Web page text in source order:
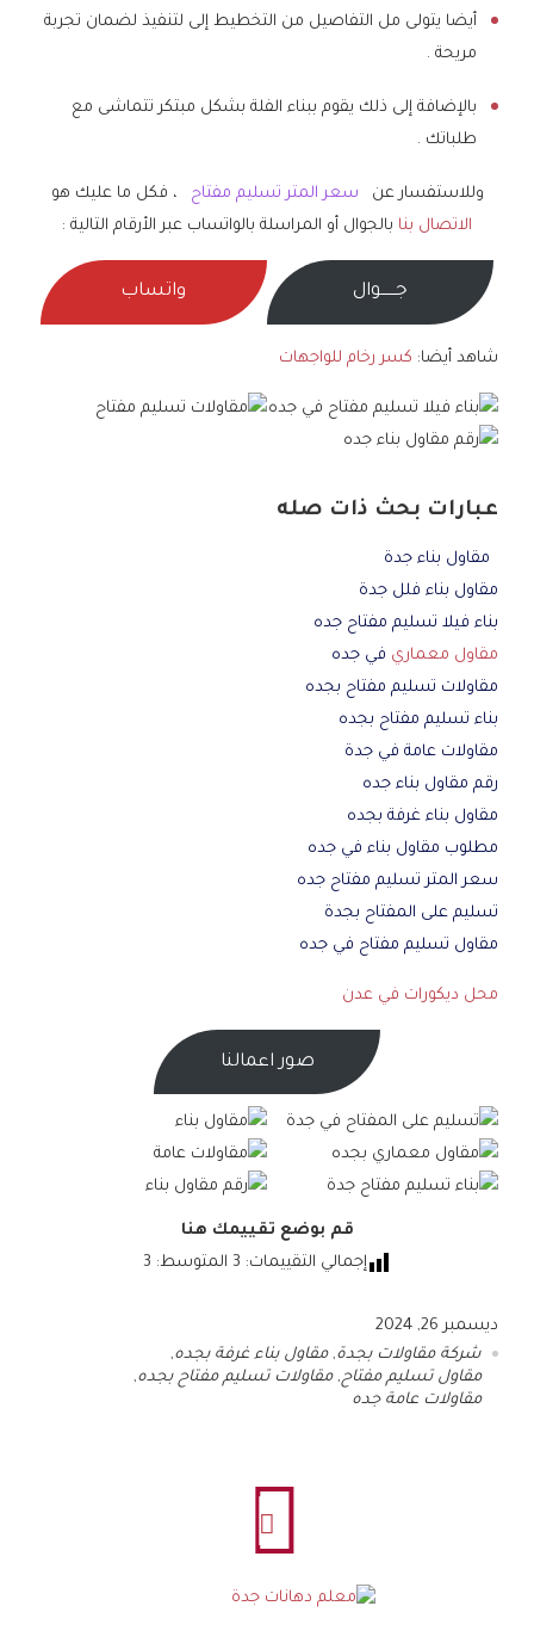
أيضا يتولى مل التفاصيل من التخطيط إلى لتنفيذ لضمان تجربة
مريحة .
بالإضافة إلى ذلك يقوم ببناء الفلة بشكل مبتكر تتماشى مع
طلباتك .
وللاستفسار عن سعر المتر تسليم مفتاح
، فكل ما عليك هو
الاتصال بنا بالجوال أو المراسلة بالواتساب عبر الأرقام التالية :
جــــــوال واتساب
شاهد أيضا: كسر رخام للواجهات
عبارات بحث ذات صله
مقاول بناء جدة
مقاول بناء فلل جدة
بناء فيلا تسليم مفتاح جده
مقاول معماري في جده
مقاولات تسليم مفتاح بجده
بناء تسليم مفتاح بجده
مقاولات عامة في جدة
رقم مقاول بناء جده
مقاول بناء غرفة بجده
مطلوب مقاول بناء في جده
سعر المتر تسليم مفتاح جده
تسليم على المفتاح بجدة
مقاول تسليم مفتاح في جده
محل ديكورات في عدن
صور اعمالنا
قم بوضع تقييمك هنا
إجمالي التقييمات: 3 المتوسط: 3
ديسمبر 26, 2024
شركة مقاولات بجدة,مقاول بناء غرفة بجده,
مقاول تسليم مفتاح,مقاولات تسليم مفتاح بجده,
مقاولات عامة جده